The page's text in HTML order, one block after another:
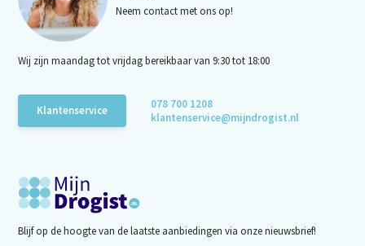
Neem contact met ons op!
Wij zijn maandag tot vrijdag bereikbaar van 9:30 tot 18:00
Klantenservice
078 700 1208
klantenservice@mijndrogist.nl
Blijf op de hoogte van de laatste aanbiedingen via onze nieuwsbrief!